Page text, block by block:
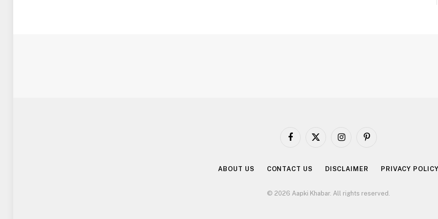
Facebook
X
InstagramPinterest
ABOUT US CONTACT US DISCLAIMER PRIVACY
© 2026 Aapki Khabar. All rights reserved.